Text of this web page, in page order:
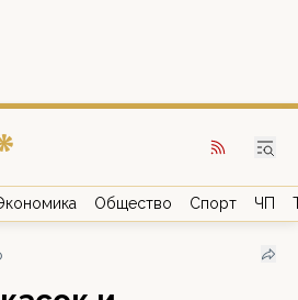
Общество Спорт ЧП